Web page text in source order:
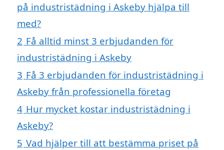
på industristädning i Askeby hjälpa till
med?
2 Få alltid minst 3 erbjudanden för
industristädning i Askeby
3 Få 3 erbjudanden för industristädning i
Askeby från professionella företag
4 Hur mycket kostar industristädning i
Askeby?
5 Vad hjälper till att bestämma priset på